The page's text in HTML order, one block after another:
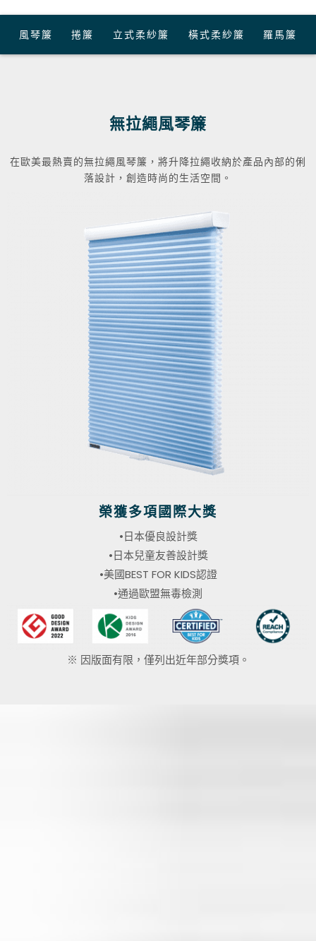
風琴簾 捲簾 立式柔紗簾 橫式柔紗簾 羅馬簾
無拉繩風琴簾
在歐美最熱賣的無拉繩風琴簾，將升降拉繩收納於產品內部的俐
落設計，創造時尚的生活空間。
榮獲多項國際大獎
•日本優良設計獎
•日本兒童友善設計獎
•美國BEST FOR KIDS認證
•通過歐盟無毒檢測
※ 因版面有限，僅列出近年部分獎項。